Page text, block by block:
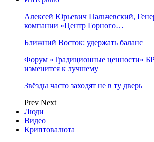
Алексей Юрьевич Пальчевский,
компании «Центр Горного…
Ближний Восток: удержать баланс
Форум «Традиционные ценности»
изменится к лучшему
Звёзды часто заходят не в ту дверь
Prev Next
Люди
Видео
Криптовалюта